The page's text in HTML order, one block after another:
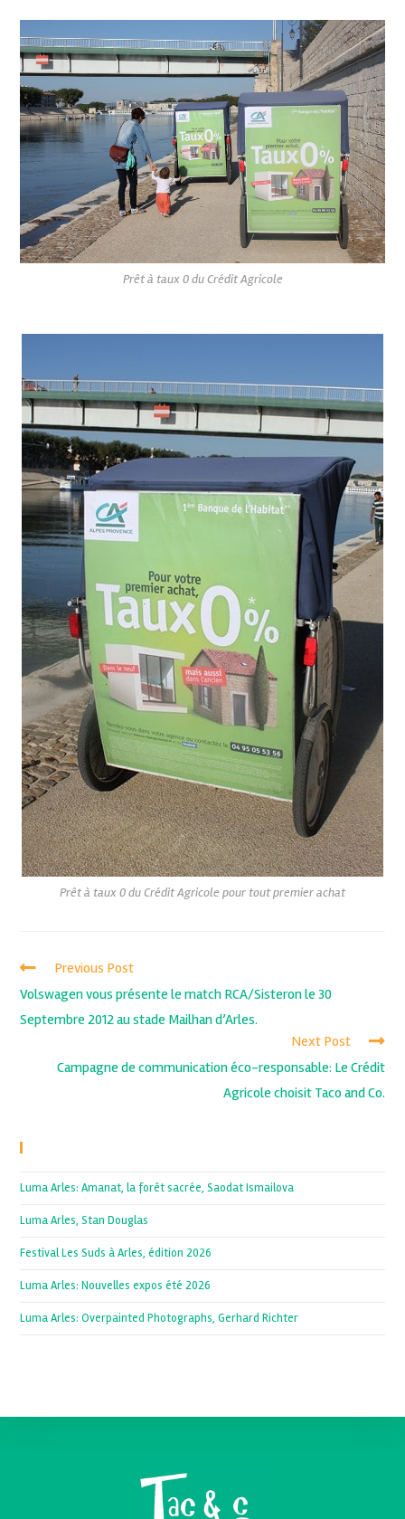
Prêt à taux 0 du Crédit Agricole
Prêt à taux 0 du Crédit Agricole pour tout premier achat
Previous Post
Volswagen vous présente le match RCA/Sisteron le 30
Septembre 2012 au stade Mailhan d’Arles.
Next Post
Campagne de communication éco-responsable: Le Crédit
Agricole choisit Taco and Co.
Luma Arles: Amanat, la forêt sacrée, Saodat Ismailova
Luma Arles, Stan Douglas
Festival Les Suds à Arles, édition 2026
Luma Arles: Nouvelles expos été 2026
Luma Arles: Overpainted Photographs, Gerhard Richter